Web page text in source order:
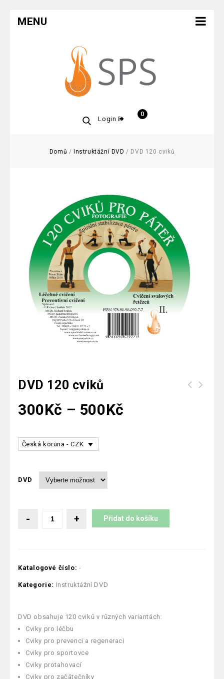
MENU
Login
0
Domů / Instruktážní DVD / DVD 120 cviků
DVD 120 cviků
300Kč – 500Kč
Česká koruna - CZK
DVD
Přidat do košíku
Katalogové číslo: -
Kategorie: Instruktážní DVD
DVD obsahuje 120 cviků v různých variantách:
Cviky pro léčbu
Cviky pro prevenci a regeneraci
Cviky pro sportovce
Cviky protahovací
Cviky pro začátečníky